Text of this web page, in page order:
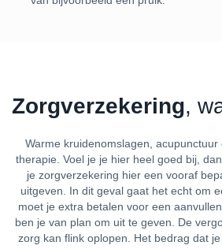
Zorgverzekering,
Warme kruidenomslagen,
therapie. Voel je je hier heel goed bij,
je zorgverzekering hier een vooraf
uitgeven. In dit geval gaat het echt om
moet je extra betalen voor een
ben je van plan om uit te geven. De
zorg kan flink oplopen. Het bedrag dat